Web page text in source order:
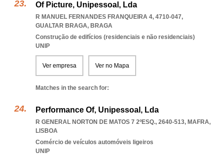
Of Picture, Unipessoal, Lda
R MANUEL FERNANDES FRANQUEIRA 4, 4710-047,
GUALTAR BRAGA, BRAGA
Construção de edifícios (residenciais e não residenciais)
UNIP
Ver empresa Ver no Mapa
Matches in the search for:
Performance Of, Unipessoal, Lda
R GENERAL NORTON DE MATOS 7 2ºESQ., 2640-513, MAFRA,
LISBOA
Comércio de veículos automóveis ligeiros
UNIP